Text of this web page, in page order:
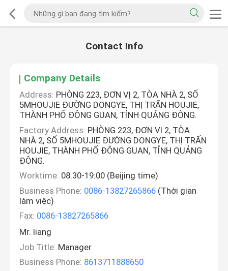
Contact Info
Company Details
Address: PHÒNG 223, ĐƠN VỊ 2, TÒA NHÀ 2, SỐ
5MHOUJIE ĐƯỜNG DONGYE, THỊ TRẤN HOUJIE,
THÀNH PHỐ ĐÔNG GUAN, TỈNH QUẢNG ĐÔNG.
Factory Address: PHÒNG 223, ĐƠN VỊ 2, TÒA
NHÀ 2, SỐ 5MHOUJIE ĐƯỜNG DONGYE, THỊ TRẤN
HOUJIE, THÀNH PHỐ ĐÔNG GUAN, TỈNH QUẢNG
ĐÔNG.
Worktime: 08:30-19:00 (Beijing time)
Business Phone: 0086-13827265866 (Thời gian
làm việc)
Fax: 0086-13827265866
Mr. liang
Job Title: Manager
Business Phone: 8613711888650